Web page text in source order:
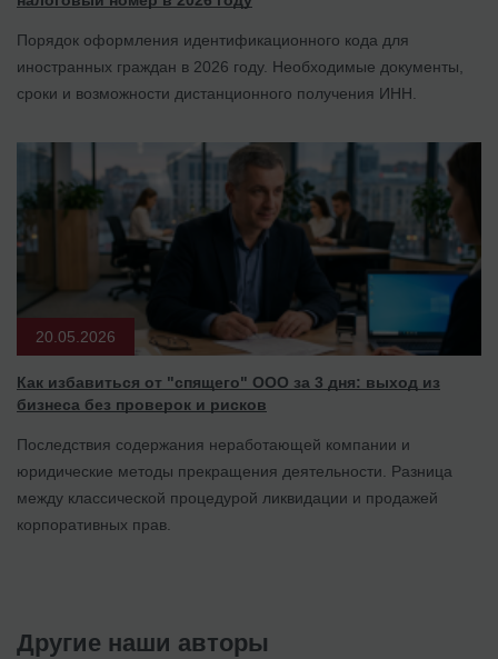
Порядок оформления идентификационного кода для
иностранных граждан в 2026 году. Необходимые документы,
сроки и возможности дистанционного получения ИНН.
20.05.2026
Как избавиться от "спящего" ООО за 3 дня: выход из
бизнеса без проверок и рисков
Последствия содержания неработающей компании и
юридические методы прекращения деятельности. Разница
между классической процедурой ликвидации и продажей
корпоративных прав.
Другие наши авторы